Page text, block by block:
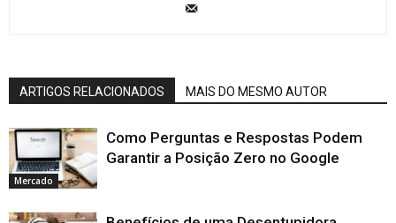
ARTIGOS RELACIONADOS MAIS DO MESMO AUTOR
Mercado
Como Perguntas e Respostas Podem
Garantir a Posição Zero no Google